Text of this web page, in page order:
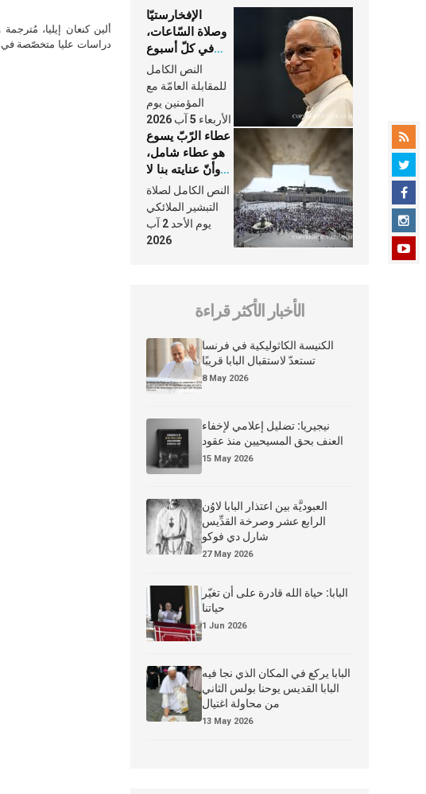
ألين كنعان إيليا،
دراسات عليا متخصّصة في
الإفخارستيّا
وصلاة السّاعات،
في كلّ أسبوع
وكلّ يوم، هما
النَّفَس في حياة
الكنيسة
النص الكامل
للمقابلة العامّة مع
المؤمنين يوم
الأربعاء 5 آب 2026
عطاء الرّبّ يسوع
هو عطاء شامل،
وأنّ عنايته بنا لا
تغيب عنّا أبدًا
النص الكامل لصلاة
التبشير الملائكي
يوم الأحد 2 آب
2026
الأخبار الأكثر قراءة
الكنيسة الكاثوليكية في فرنسا
تستعدّ لاستقبال البابا قريبًا
8 May 2026
نيجيريا: تضليل إعلامي لإخفاء
العنف بحق المسيحيين منذ عقود
15 May 2026
العبوديَّة بين اعتذار البابا لاوُن
الرابع عشر وصرخة القدِّيس
شارل دي فوكو
27 May 2026
البابا: حياة الله قادرة على أن تغيّر
حياتنا
1 Jun 2026
البابا يركع في المكان الذي نجا فيه
البابا القديس يوحنا بولس الثاني
من محاولة اغتيال
13 May 2026